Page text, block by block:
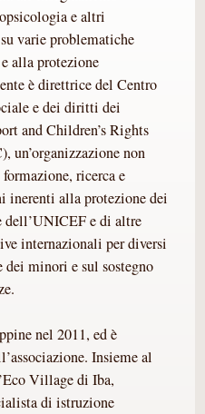
e altri
varie problematiche
alla protezione
è direttrice del Centro
e dei diritti dei
and Children’s Rights
un’organizzazione non
ricerca e
inerenti alla protezione dei
e di altre
internazionali per diversi
minori e sul sostegno
nel 2011, ed è
Insieme al
Village di Iba,
di istruzione